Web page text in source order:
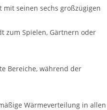
seinen sechs großzügigen
zum Spielen, Gärtnern oder
Bereiche, während der
Wärmeverteilung in allen